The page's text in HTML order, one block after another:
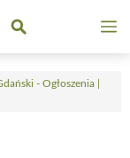
- Ogłoszenia |